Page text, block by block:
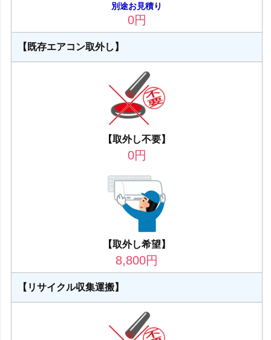
別途お見積り
0円
【既存エアコン取外し】
【取外し不要】
0円
【取外し希望】
8,800円
【リサイクル収集運搬】